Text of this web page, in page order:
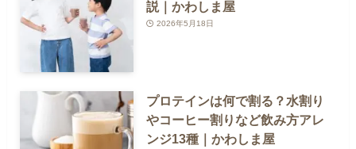
説｜かわしま屋
2026年5月18日
プロテインは何で割る？水割り
やコーヒー割りなど飲み方アレ
ンジ13種｜かわしま屋